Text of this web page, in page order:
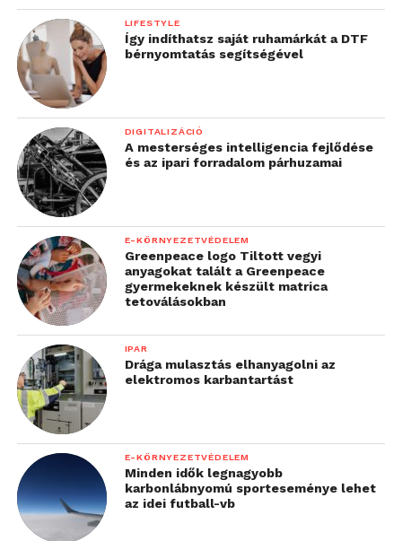
Különdíj:budapesti Mozgásjavító Általános Iskola
és Gimnázium csapata. Csapat: Edelényi Márton,
Zanócz Ottó, Hörnyék Bianka. Mentoruk: Szabó
Csaba. Filmük címe: Tektapasz.
LIFESTYLE
Így indíthatsz saját ruhamárkát a DTF
bérnyomtatás segítségével
DIGITALIZÁCIÓ
A mesterséges intelligencia fejlődése
és az ipari forradalom párhuzamai
E-KÖRNYEZETVÉDELEM
Greenpeace logo Tiltott vegyi
anyagokat talált a Greenpeace
gyermekeknek készült matrica
tetoválásokban
IPAR
Drága mulasztás elhanyagolni az
elektromos karbantartást
E-KÖRNYEZETVÉDELEM
Minden idők legnagyobb
karbonlábnyomú sporteseménye lehet
az idei futball-vb